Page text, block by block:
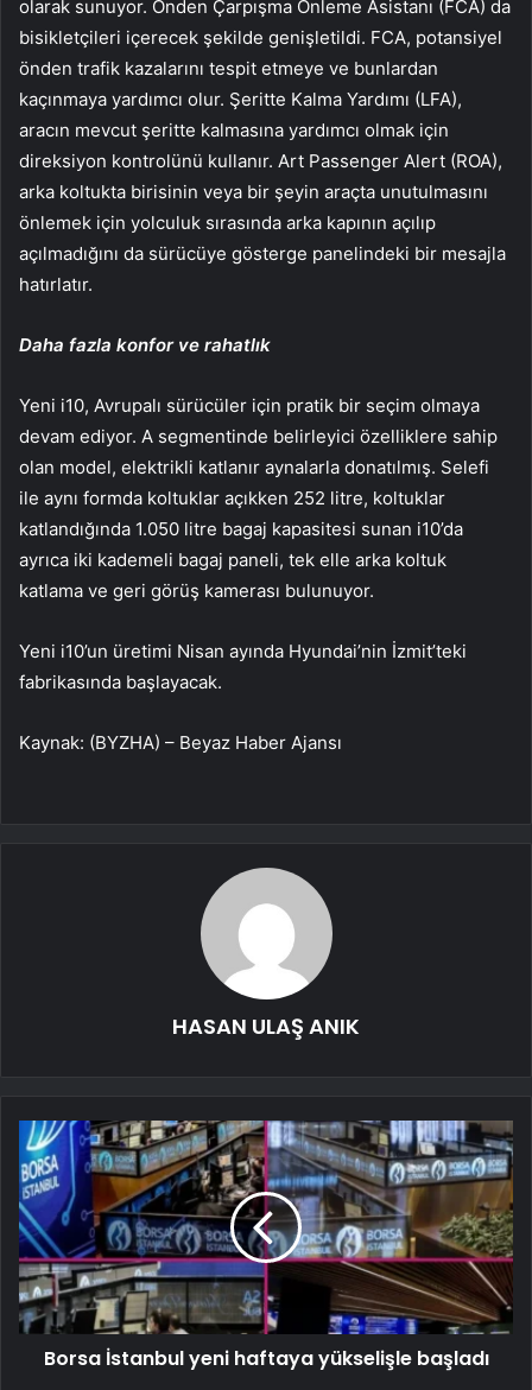
olarak sunuyor. Önden Çarpışma Önleme Asistanı (FCA) da
bisikletçileri içerecek şekilde genişletildi. FCA, potansiyel
önden trafik kazalarını tespit etmeye ve bunlardan
kaçınmaya yardımcı olur. Şeritte Kalma Yardımı (LFA),
aracın mevcut şeritte kalmasına yardımcı olmak için
direksiyon kontrolünü kullanır. Art Passenger Alert (ROA),
arka koltukta birisinin veya bir şeyin araçta unutulmasını
önlemek için yolculuk sırasında arka kapının açılıp
açılmadığını da sürücüye gösterge panelindeki bir mesajla
hatırlatır.
Daha fazla konfor ve rahatlık
Yeni i10, Avrupalı ​​sürücüler için pratik bir seçim olmaya
devam ediyor. A segmentinde belirleyici özelliklere sahip
olan model, elektrikli katlanır aynalarla donatılmış. Selefi
ile aynı formda koltuklar açıkken 252 litre, koltuklar
katlandığında 1.050 litre bagaj kapasitesi sunan i10’da
ayrıca iki kademeli bagaj paneli, tek elle arka koltuk
katlama ve geri görüş kamerası bulunuyor.
Yeni i10’un üretimi Nisan ayında Hyundai’nin İzmit’teki
fabrikasında başlayacak.
Kaynak: (BYZHA) – Beyaz Haber Ajansı
HASAN ULAŞ ANIK
Borsa İstanbul yeni haftaya yükselişle başladı